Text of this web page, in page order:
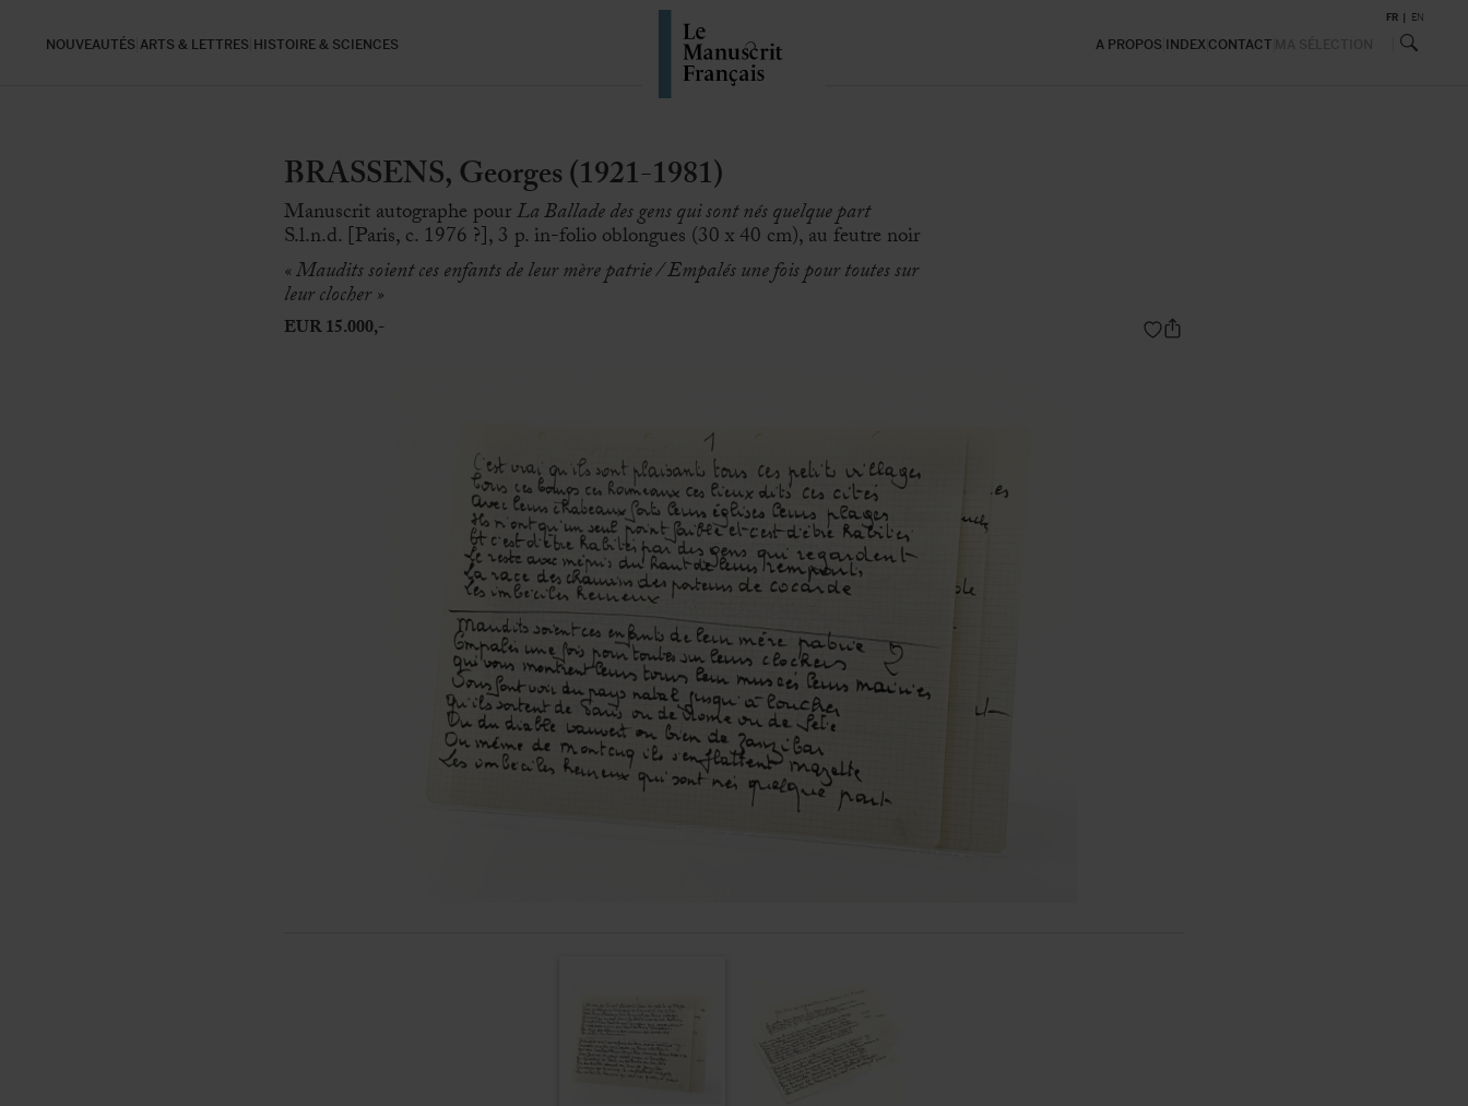
NOUVEAUTÉS ARTS & LETTRES HISTOIRE & SCIENCES A PROPOS INDEXCONTACT
FR EN
BRASSENS, Georges (1921-1981)
Manuscrit autographe pourLa Ballade des gens qui sont nés quelque part
S.l.n.d. [Paris, c. 1976 ?], 3 p. in-folio oblongues (30 x 40 cm), au feutre noir
« Maudits soient ces enfants de leur mère patrie / Empalés une fois pour toutes sur
leur clocher»
EUR 15.000,-